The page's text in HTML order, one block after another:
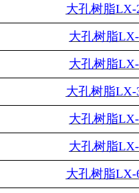
大孔树脂LX-
大孔树脂
大孔树脂
大孔树脂LX-
大孔树脂
大孔树脂
大孔树脂LX-